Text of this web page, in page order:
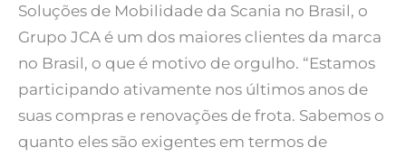
Soluções de Mobilidade da Scania no Brasil, o
Grupo JCA é um dos maiores clientes da marca
no Brasil, o que é motivo de orgulho. “Estamos
participando ativamente nos últimos anos de
suas compras e renovações de frota. Sabemos o
quanto eles são exigentes em termos de